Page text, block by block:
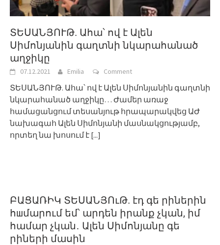
ՏԵՍԱՆՅՈՒԹ. Ահա՝ ով է Ալեն
Սիմոնյանին գաղտնի նկարահանած
աղջիկը
07.12.2021 Emilia Comment
ՏԵՍԱՆՅՈՒԹ. Ահա՝ ով է Ալեն Սիմոնյանին գաղտնի
նկարահանած աղջիկը… Ժամեր առաջ
համացանցում տեսանյութ հրապարակվեց ԱԺ
նախագահ Ալեն Սիմոնյանի մասնակցությամբ,
որտեղ նա խոսում է [...]
ԲԱՑԱՌԻԿ ՏԵՍԱՆՅՈւԹ. էդ գե րիներին
հшմարում եմ՝ արդեն իրանք չկան, իմ
համար չկան․ Ալեն Սիմոնյանը գե
րիների մասին